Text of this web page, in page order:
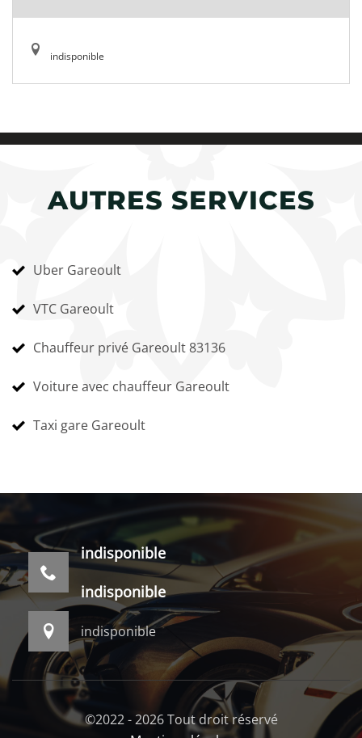
indisponible
AUTRES SERVICES
Uber Gareoult
VTC Gareoult
Chauffeur privé Gareoult 83136
Voiture avec chauffeur Gareoult
Taxi gare Gareoult
indisponible
indisponible
indisponible
©2022 - 2026 Tout droit réservé